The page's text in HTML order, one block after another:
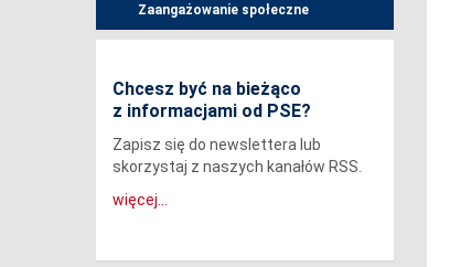
Zaangażowanie społeczne
Chcesz być na bieżąco
z informacjami od PSE?
Zapisz się do newslettera lub
skorzystaj z naszych kanałów RSS.
więcej...